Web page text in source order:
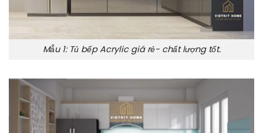
Mẫu 1: Tủ bếp Acrylic giá rẻ- chất lượng tốt.